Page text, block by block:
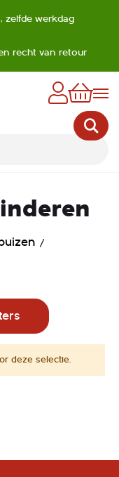
zelfde werkdag
recht van retour
deze selectie.